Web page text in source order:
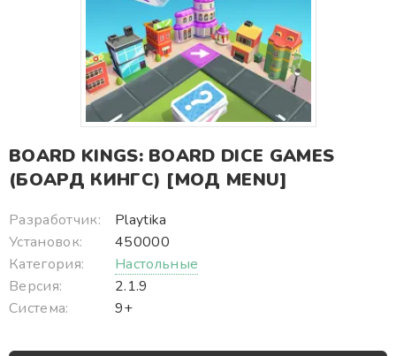
BOARD KINGS: BOARD DICE GAMES
(БОАРД КИНГС) [МОД MENU]
Разработчик:
Playtika
Установок:
450000
Категория:
Настольные
Версия:
2.1.9
Система:
9+